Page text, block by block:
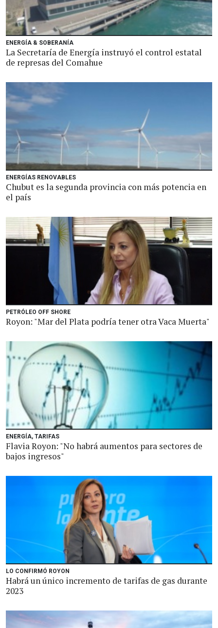
ENERGÍA & SOBERANÍA
La Secretaría de Energía instruyó el control estatal
de represas del Comahue
ENERGÍAS RENOVABLES
Chubut es la segunda provincia con más potencia en
el país
PETRÓLEO OFF SHORE
Royon: "Mar del Plata podría tener otra Vaca Muerta"
ENERGÍA, TARIFAS
Flavia Royon: "No habrá aumentos para sectores de
bajos ingresos"
LO CONFIRMÓ ROYON
Habrá un único incremento de tarifas de gas durante
2023